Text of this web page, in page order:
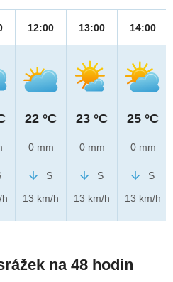
12:00
22 °C
0 mm
S
13 km/h
13:00
23 °C
0 mm
S
13 km/h
14:00
25 °C
0 mm
S
13 km/h
na 48 hodin